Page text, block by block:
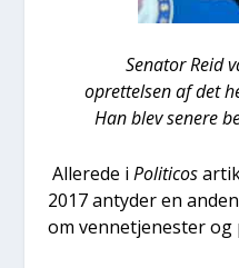
Sena­tor Reid
opret­tel­sen af det
Han blev sene­re
Alle­re­de i Poli­ti­cos
2017 anty­der en
om ven­ne­tje­ne­ster